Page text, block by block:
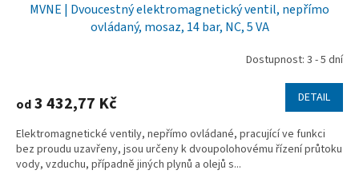
MVNE | Dvoucestný elektromagnetický ventil, nepřímo
ovládaný, mosaz, 14 bar, NC, 5 VA
Dostupnost: 3 - 5 dní
od3 432,77 Kč DETAIL
Elektromagnetické ventily, nepřímo ovládané, pracující ve funkci
bez proudu uzavřeny, jsou určeny k dvoupolohovému řízení průtoku
vody, vzduchu, případně jiných plynů a olejů s...